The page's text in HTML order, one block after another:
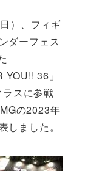
）、フィギ
ダーフェス
36」
スに参戦
の2023年
しました。